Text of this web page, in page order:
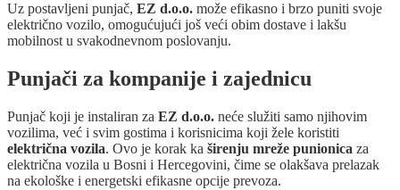
Uz postavljeni punjač, EZ d.o.o. može efikasno i brzo puniti svoje
električno vozilo, omogućujući još veći obim dostave i lakšu
mobilnost u svakodnevnom poslovanju.
Punjači za kompanije i zajednicu
Punjač koji je instaliran za EZ d.o.o. neće služiti samo njihovim
vozilima, već i svim gostima i korisnicima koji žele koristiti
električna vozila. Ovo je korak ka širenju mreže punionica za
električna vozila u Bosni i Hercegovini, čime se olakšava prelazak
na ekološke i energetski efikasne opcije prevoza.